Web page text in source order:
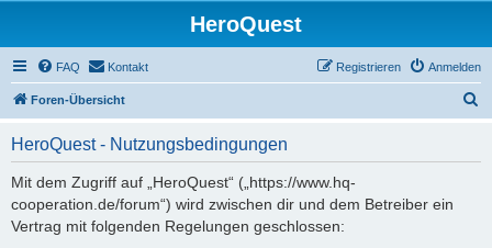
HeroQuest
FAQ Kontakt Anmelden
Registrieren
Foren-Übersicht
HeroQuest - Nutzungsbedingungen
Mit dem Zugriff auf „HeroQuest“ („https://www.hq-
cooperation.de/forum“) wird zwischen dir und dem Betreiber ein
Vertrag mit folgenden Regelungen geschlossen: